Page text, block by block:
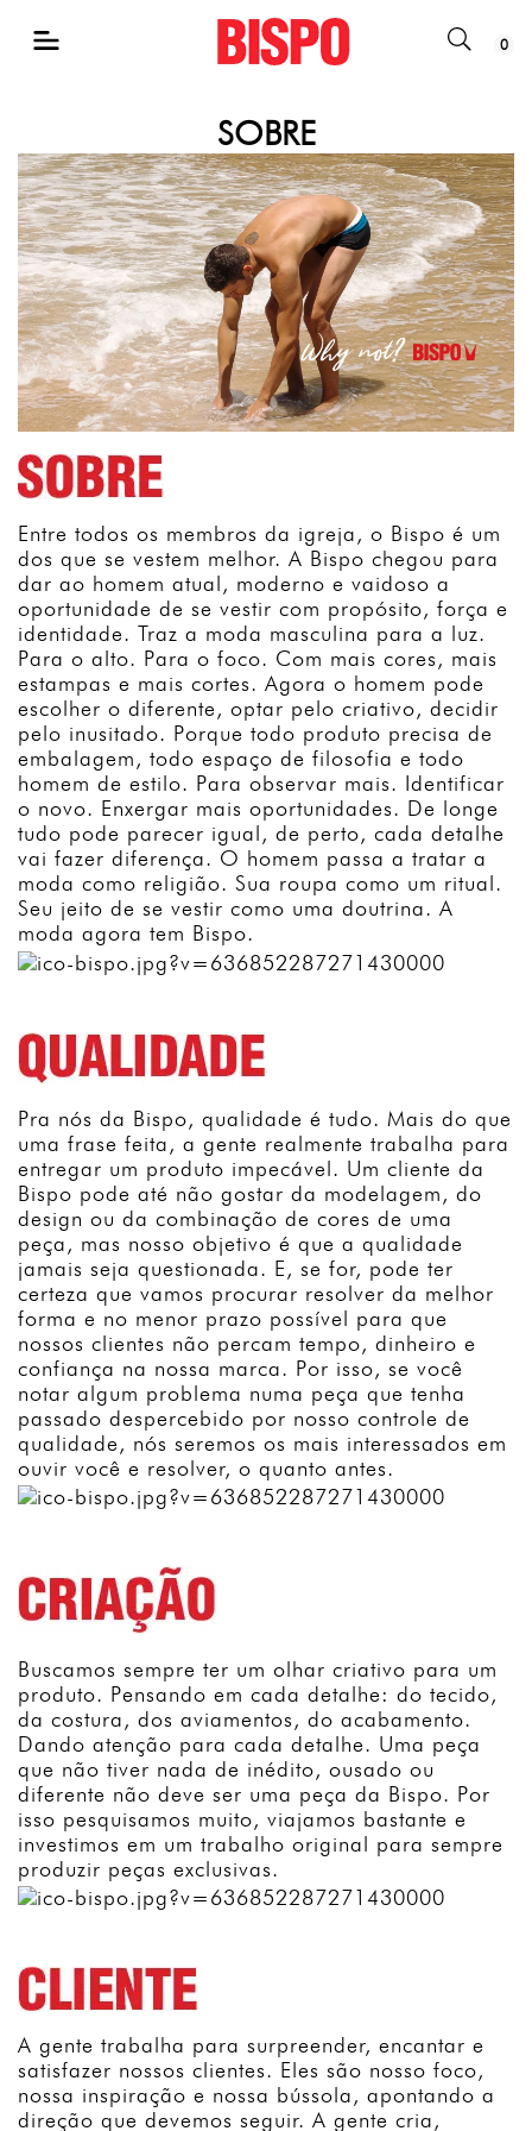
0
SOBRE
Entre todos os membros da igreja, o Bispo é um
dos que se vestem melhor. A Bispo chegou para
dar ao homem atual, moderno e vaidoso a
oportunidade de se vestir com propósito, força e
identidade. Traz a moda masculina para a luz.
Para o alto. Para o foco. Com mais cores, mais
estampas e mais cortes. Agora o homem pode
escolher o diferente, optar pelo criativo, decidir
pelo inusitado. Porque todo produto precisa de
embalagem, todo espaço de filosofia e todo
homem de estilo. Para observar mais. Identificar
o novo. Enxergar mais oportunidades. De longe
tudo pode parecer igual, de perto, cada detalhe
vai fazer diferença. O homem passa a tratar a
moda como religião. Sua roupa como um ritual.
Seu jeito de se vestir como uma doutrina. A
moda agora tem Bispo.
Pra nós da Bispo, qualidade é tudo. Mais do que
uma frase feita, a gente realmente trabalha para
entregar um produto impecável. Um cliente da
Bispo pode até não gostar da modelagem, do
design ou da combinação de cores de uma
peça, mas nosso objetivo é que a qualidade
jamais seja questionada. E, se for, pode ter
certeza que vamos procurar resolver da melhor
forma e no menor prazo possível para que
nossos clientes não percam tempo, dinheiro e
confiança na nossa marca. Por isso, se você
notar algum problema numa peça que tenha
passado despercebido por nosso controle de
qualidade, nós seremos os mais interessados em
ouvir você e resolver, o quanto antes.
Buscamos sempre ter um olhar criativo para um
produto. Pensando em cada detalhe: do tecido,
da costura, dos aviamentos, do acabamento.
Dando atenção para cada detalhe. Uma peça
que não tiver nada de inédito, ousado ou
diferente não deve ser uma peça da Bispo. Por
isso pesquisamos muito, viajamos bastante e
investimos em um trabalho original para sempre
produzir peças exclusivas.
A gente trabalha para surpreender, encantar e
satisfazer nossos clientes. Eles são nosso foco,
nossa inspiração e nossa bússola, apontando a
direção que devemos seguir. A gente cria,